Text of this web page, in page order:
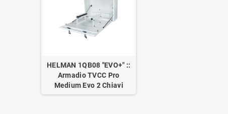
HELMAN 1QB08 "EVO+" ::
Armadio TVCC Pro
Medium Evo 2 Chiavi